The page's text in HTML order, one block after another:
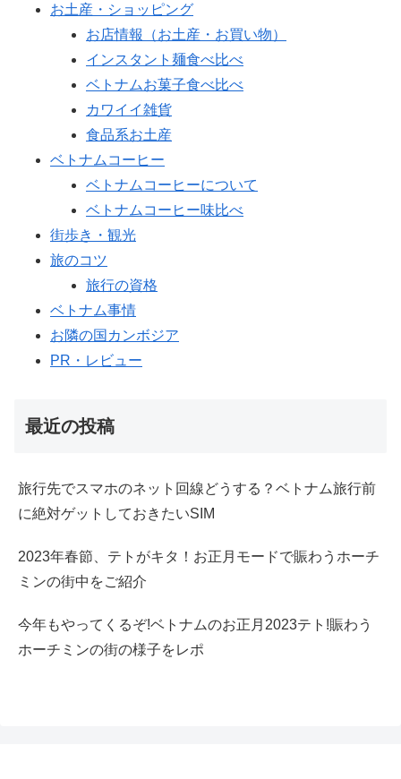
お土産・ショッピング
お店情報（お土産・お買い物）
インスタント麺食べ比べ
ベトナムお菓子食べ比べ
カワイイ雑貨
食品系お土産
ベトナムコーヒー
ベトナムコーヒーについて
ベトナムコーヒー味比べ
街歩き・観光
旅のコツ
旅行の資格
ベトナム事情
お隣の国カンボジア
PR・レビュー
最近の投稿
旅行先でスマホのネット回線どうする？ベトナム旅行前
に絶対ゲットしておきたいSIM
2023年春節、テトがキタ！お正月モードで賑わうホーチ
ミンの街中をご紹介
今年もやってくるぞ!ベトナムのお正月2023テト!賑わう
ホーチミンの街の様子をレポ